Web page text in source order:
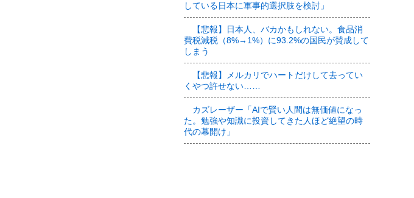
している日本に軍事的選択肢を検討」
【悲報】日本人、バカかもしれない。食品消
費税減税（8%→1%）に93.2%の国民が賛成して
しまう
【悲報】メルカリでハートだけして去ってい
くやつ許せない……
カズレーザー「AIで賢い人間は無価値になっ
た。勉強や知識に投資してきた人ほど絶望の時
代の幕開け」